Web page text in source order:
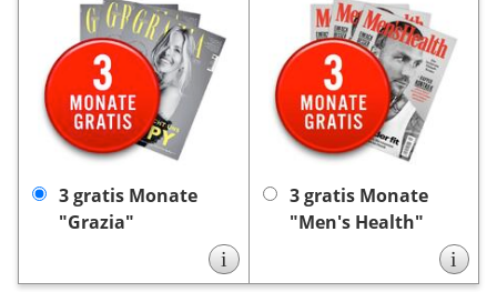
3 gratis Monate
"Grazia"
Lesespaß mit dem Titel
Daphne’s Diary.
Als
Dankeschön erhalten Sie
von uns
3 Monate gratis
die Zeitschrift „Grazia”.
Die Lieferung endet nach
3 Monaten automatisch,
notwendig.
i
3 gratis Monate
"Men's Health"
Lesespaß mit dem Titel
Daphne’s Diary.
Als
Dankeschön erhalten Sie
von uns
3 Monate gratis
die Zeitschrift „Men’s
Health”.
Die Lieferung
endet nach 3 Monaten
keine
Kündigung notwendig.
i